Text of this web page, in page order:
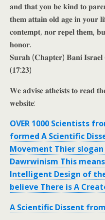
𝐚𝐧𝐝 𝐭𝐡𝐚𝐭 𝐲𝐨𝐮 𝐛𝐞 𝐤𝐢𝐧𝐝 𝐭𝐨
𝐭𝐡𝐞𝐦 𝐚𝐭𝐭𝐚𝐢𝐧 𝐨𝐥𝐝 𝐚𝐠𝐞 𝐢𝐧 𝐲𝐨𝐮𝐫
𝐜𝐨𝐧𝐭𝐞𝐦𝐩𝐭, 𝐧𝐨𝐫 𝐫𝐞𝐩𝐞𝐥 𝐭𝐡𝐞𝐦,
𝐡𝐨𝐧𝐨𝐫.
𝐒𝐮𝐫𝐚𝐡 (𝐂𝐡𝐚𝐩𝐭𝐞𝐫) 𝐁𝐚𝐧𝐢 𝐈𝐬𝐫𝐚𝐞𝐥
(𝟏𝟕:𝟐𝟑)
𝐖𝐞 𝐚𝐝𝐯𝐢𝐬𝐞 𝐚𝐭𝐡𝐞𝐢𝐬𝐭𝐬 𝐭𝐨 𝐫𝐞𝐚𝐝
𝐰𝐞𝐛𝐬𝐢𝐭𝐞:
OVER 1000 Scientists
formed A Scientific
Movement Thier
Dawrwinism This
Intelligent Design of
believe There is A
A Scientific Dissent